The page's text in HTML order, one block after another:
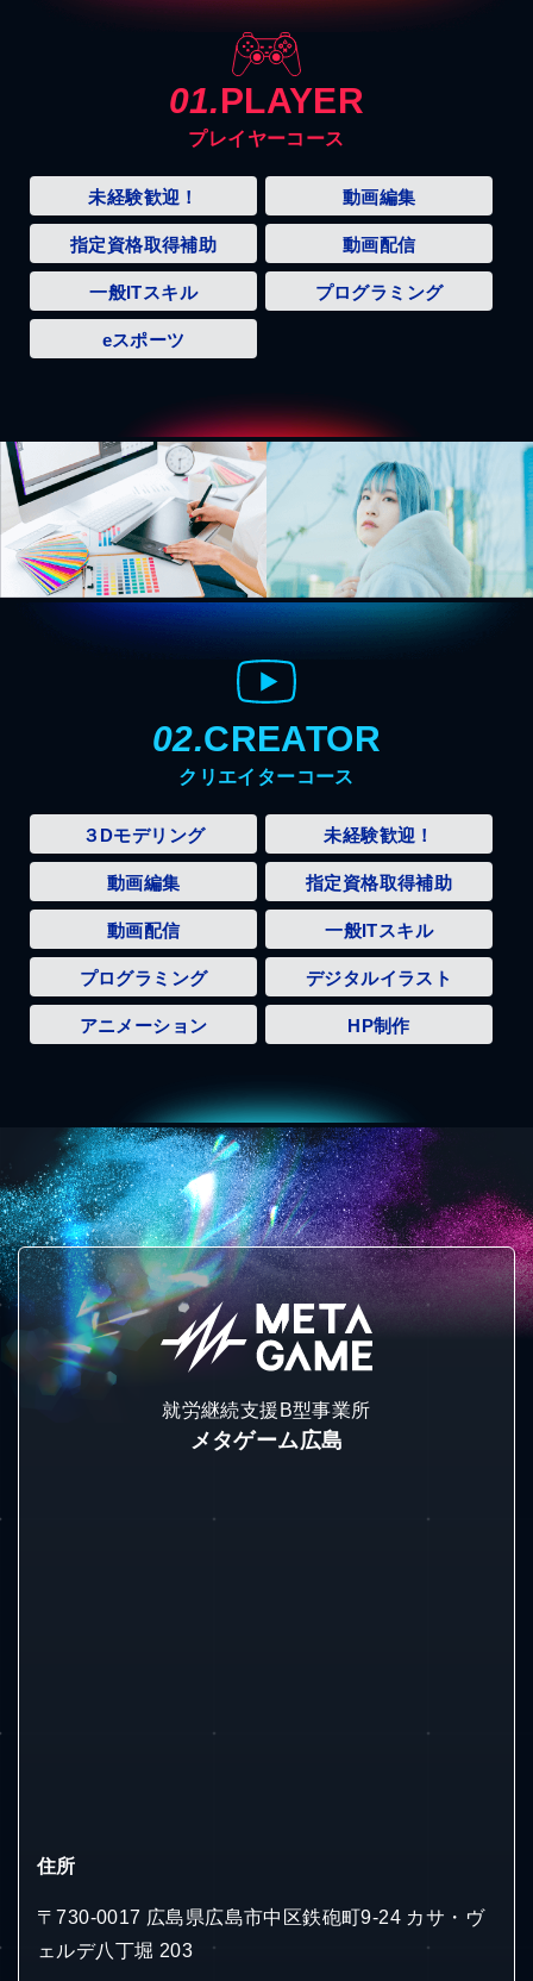
01.PLAYER
プレイヤーコース
未経験歓迎！ 動画編集
指定資格取得補助 動画配信
一般ITスキル プログラミング
eスポーツ
02.CREATOR
クリエイターコース
３Dモデリング 未経験歓迎！
動画編集 指定資格取得補助
動画配信 一般ITスキル
プログラミング デジタルイラスト
アニメーション HP制作
就労継続支援B型事業所
メタゲーム広島
住所
〒730-0017 広島県広島市中区鉄砲町9-24 カサ・ヴ
ェルデ八丁堀 203